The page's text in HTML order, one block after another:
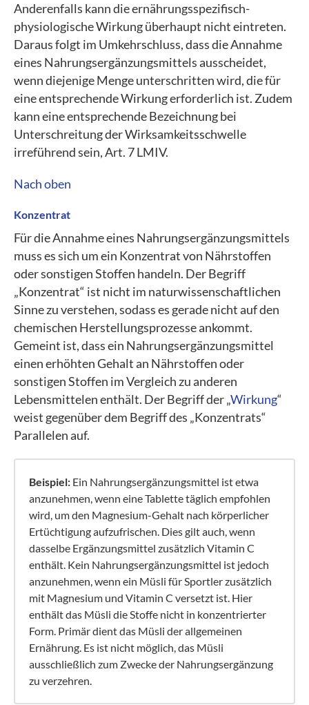
Anderenfalls kann die ernährungsspezifisch-
physiologische Wirkung überhaupt nicht eintreten.
Daraus folgt im Umkehrschluss, dass die Annahme
eines Nahrungsergänzungsmittels ausscheidet,
wenn diejenige Menge unterschritten wird, die für
eine entsprechende Wirkung erforderlich ist. Zudem
kann eine entsprechende Bezeichnung bei
Unterschreitung der Wirksamkeitsschwelle
irreführend sein, Art. 7 LMIV.
Nach oben
Konzentrat
Für die Annahme eines Nahrungsergänzungsmittels
muss es sich um ein Konzentrat von Nährstoffen
oder sonstigen Stoffen handeln. Der Begriff
„Konzentrat“ ist nicht im naturwissenschaftlichen
Sinne zu verstehen, sodass es gerade nicht auf den
chemischen Herstellungsprozesse ankommt.
Gemeint ist, dass ein Nahrungsergänzungsmittel
einen erhöhten Gehalt an Nährstoffen oder
sonstigen Stoffen im Vergleich zu anderen
Lebensmittelen enthält. Der Begriff der „Wirkung“
weist gegenüber dem Begriff des „Konzentrats“
Parallelen auf.
Beispiel: Ein Nahrungsergänzungsmittel ist etwa
anzunehmen, wenn eine Tablette täglich empfohlen
wird, um den Magnesium-Gehalt nach körperlicher
Ertüchtigung aufzufrischen. Dies gilt auch, wenn
dasselbe Ergänzungsmittel zusätzlich Vitamin C
enthält. Kein Nahrungsergänzungsmittel ist jedoch
anzunehmen, wenn ein Müsli für Sportler zusätzlich
mit Magnesium und Vitamin C versetzt ist. Hier
enthält das Müsli die Stoffe nicht in konzentrierter
Form. Primär dient das Müsli der allgemeinen
Ernährung. Es ist nicht möglich, das Müsli
ausschließlich zum Zwecke der Nahrungsergänzung
zu verzehren.